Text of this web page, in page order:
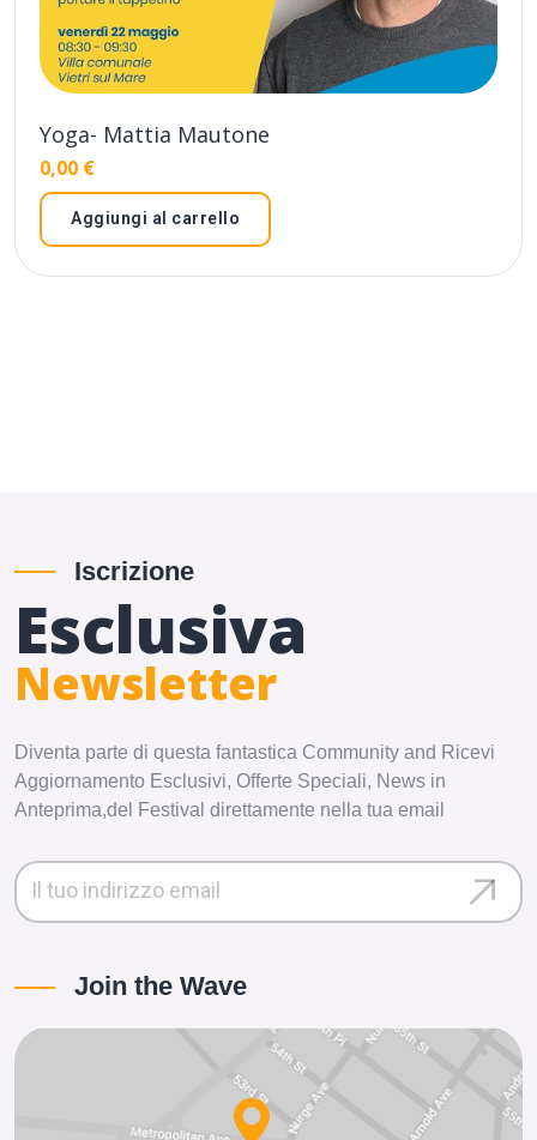
Yoga- Mattia Mautone
0,00 €
Aggiungi al carrello
Iscrizione
Esclusiva
Newsletter
Diventa parte di questa fantastica Community and Ricevi
Aggiornamento Esclusivi, Offerte Speciali, News in
Anteprima,del Festival direttamente nella tua email
Join the Wave